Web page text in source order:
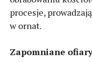
procesje,
w ornat.
Zapomniane